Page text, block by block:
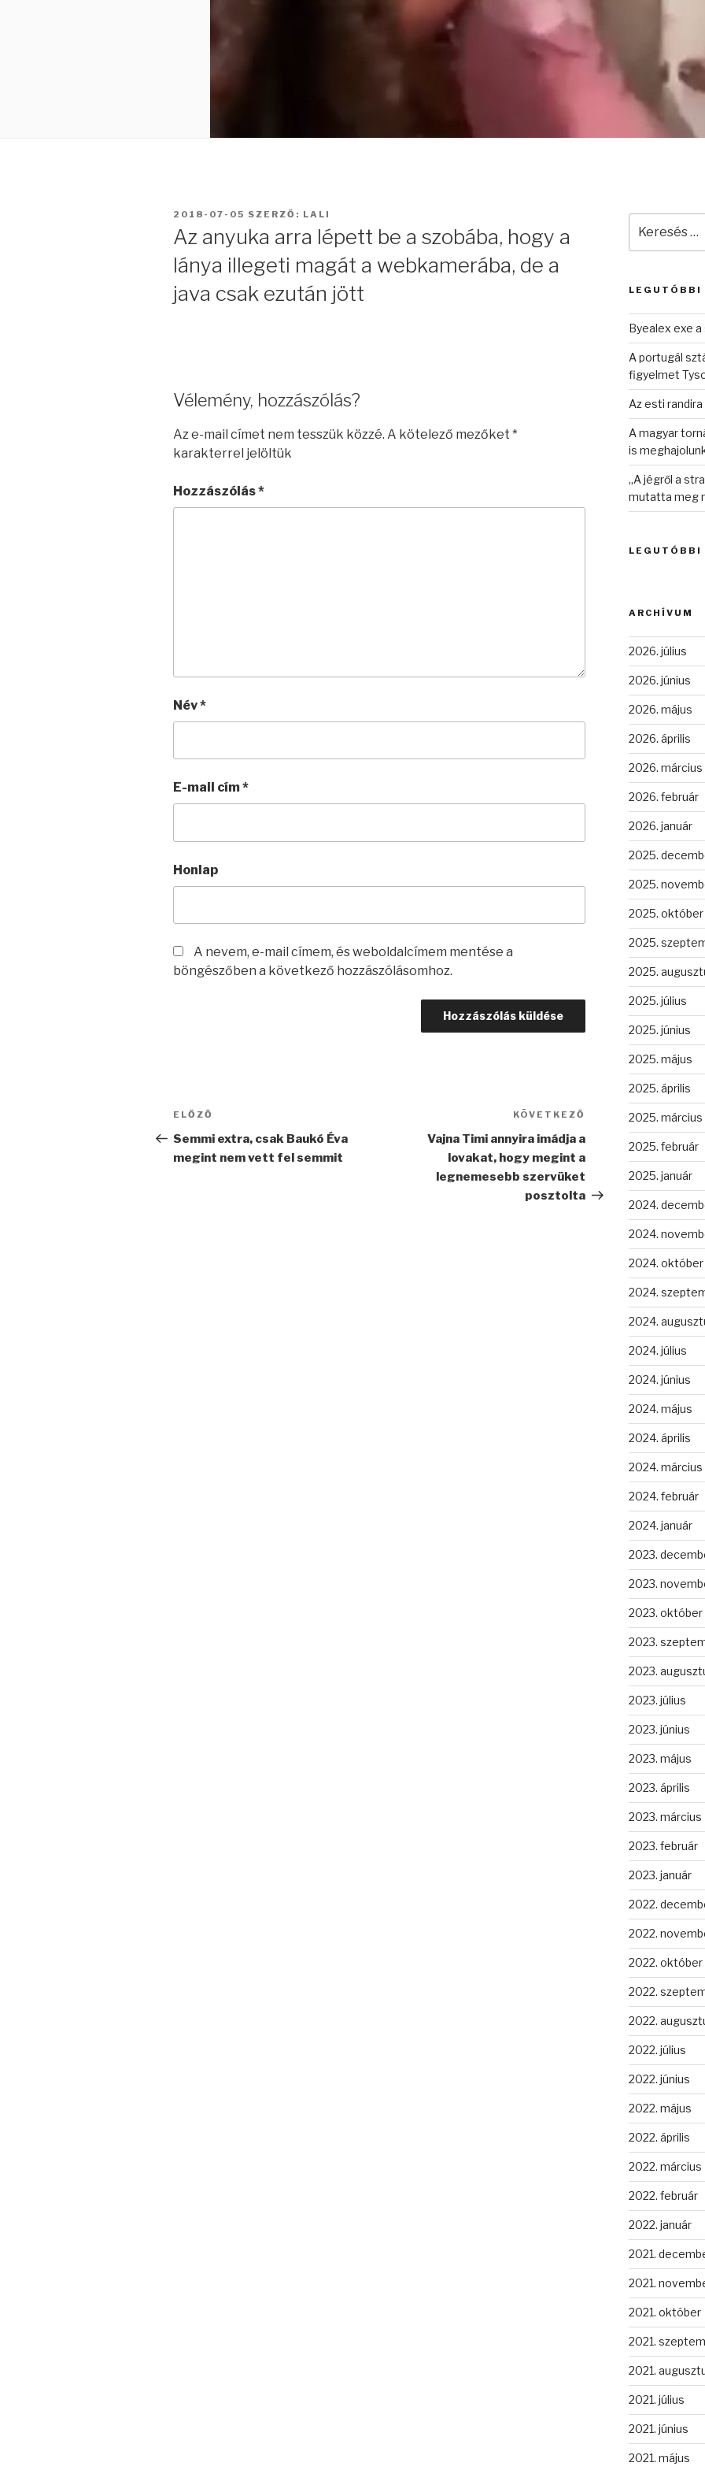
BEKÜLDVE:
2018-07-05 SZERZŐ: LALI
Az anyuka arra lépett be a szobába, hogy a
lánya illegeti magát a webkamerába, de a
java csak ezután jött
Vélemény, hozzászólás?
Az e-mail címet nem tesszük közzé. A kötelező mezőket *
karakterrel jelöltük
Hozzászólás*
Név*
E-mail cím*
Honlap
A nevem, e-mail címem, és weboldalcímem mentése a
böngészőben a következő hozzászólásomhoz.
Bejegyzés
navigáció
Korábbi
bejegyzés
ELŐZŐ
Semmi extra, csak Baukó Éva
megint nem vett fel semmit
Következő
bejegyzés
KÖVETKEZŐ
Vajna Timi annyira imádja a
lovakat, hogy megint a
legnemesebb szervüket
posztolta
következő
LEGUTÓBBI
Byealex exe
A portugál
figyelmet
Az esti
A magyar
is
„A jégről a
mutatta meg
LEGUTÓBBI
ARCHÍVUM
2026. július
2026. június
2026. május
2026. április
2026. március
2026. február
2026. január
2025.
2025.
2025. október
2025.
2025.
2025. július
2025. június
2025. május
2025. április
2025. március
2025. február
2025. január
2024.
2024.
2024. október
2024.
2024.
2024. július
2024. június
2024. május
2024. április
2024. március
2024. február
2024. január
2023.
2023.
2023. október
2023.
2023.
2023. július
2023. június
2023. május
2023. április
2023. március
2023. február
2023. január
2022.
2022.
2022. október
2022.
2022.
2022. július
2022. június
2022. május
2022. április
2022. március
2022. február
2022. január
2021.
2021.
2021. október
2021.
2021.
2021. július
2021. június
2021. május